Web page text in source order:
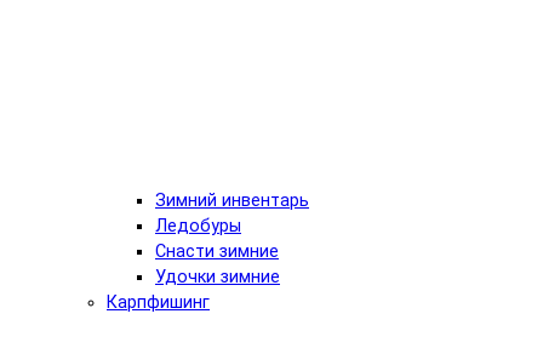
Зимний инвентарь
Ледобуры
Снасти зимние
Удочки зимние
Карпфишинг